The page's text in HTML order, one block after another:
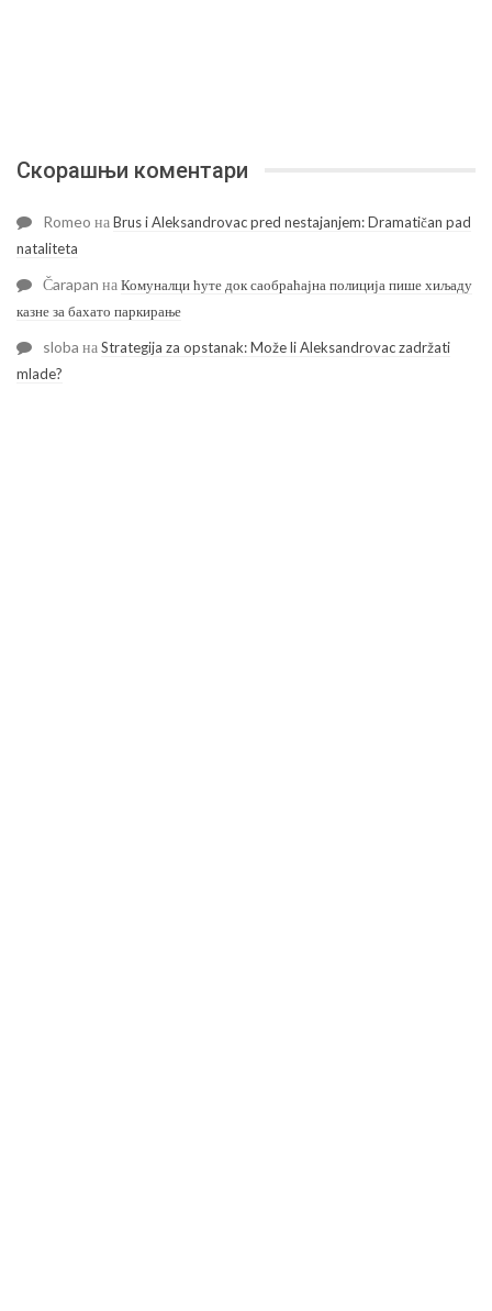
Скорашњи коментари
Romeo наBrus i Aleksandrovac pred nestajanjem: Dramatičan pad
nataliteta
Čarapan наКомуналци ћуте док саобраћајна полиција пише хиљаду
казне за бахато паркирање
sloba наStrategija za opstanak: Može li Aleksandrovac zadržati
mlade?